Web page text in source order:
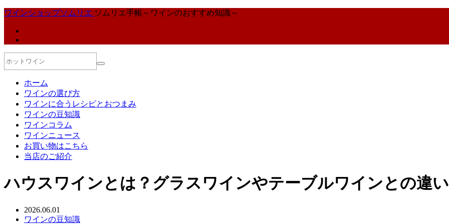
ワインショップソムリエ ソムリエ手帳～ワインのおすすめ知識～
ホーム
ワインの選び方
ワインに合うレシピとおつまみ
ワインの豆知識
ワインコラム
ワインニュース
お買い物はこちら
当店のご紹介
ハウスワインとは？グラスワインやテーブルワインとの違
2026.06.01
ワインの豆知識